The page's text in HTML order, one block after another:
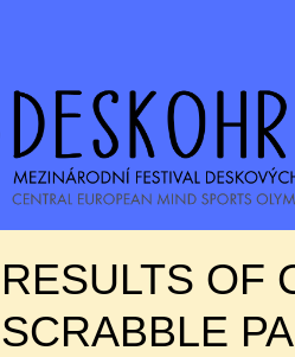
RESULTS OF
SCRABBLE